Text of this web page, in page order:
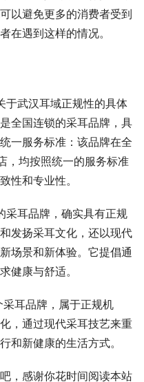
以避免更多的消费者受到
在遇到这样的情况。
于武汉耳域正规性的具体
全国连锁的采耳品牌，具
一服务标准：该品牌在全
，均按照统一的服务标准
性和专业性。
采耳品牌，确实具有正规
发扬采耳文化，还以现代
场景和新体验。它提倡通
健康与舒适。
耳品牌，属于正规机
，通过现代采耳技艺来重
和新健康的生活方式。
，感谢你花时间阅读本站